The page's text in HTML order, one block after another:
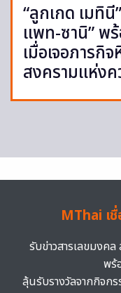
“ลูกเกด เมทินี
แพท-ซานิ” พ
เมื่อเจอภารกิ
สงครามแห่ง
MThai เ
รับข่าวสารเลขมงคล
พร้
ลุ้นรับรางวัลจากกิจก